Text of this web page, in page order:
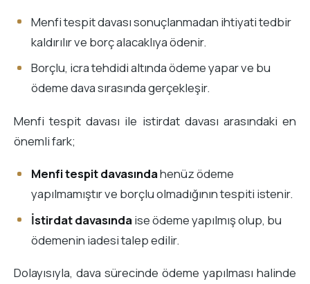
Menfi tespit davası sonuçlanmadan ihtiyati tedbir
kaldırılır ve borç alacaklıya ödenir.
Borçlu, icra tehdidi altında ödeme yapar ve bu
ödeme dava sırasında gerçekleşir.
Menfi tespit davası ile istirdat davası arasındaki en
önemli fark;
Menfi tespit davasındahenüz ödeme
yapılmamıştır ve borçlu olmadığının tespiti istenir.
İstirdat davasındaise ödeme yapılmış olup, bu
ödemenin iadesi talep edilir.
Dolayısıyla, dava sürecinde ödeme yapılması halinde